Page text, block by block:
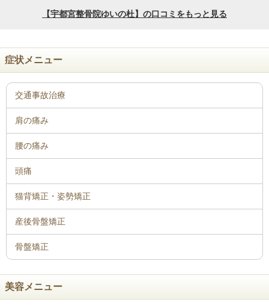
症状メニュー
骨盤矯正
美容メニュー